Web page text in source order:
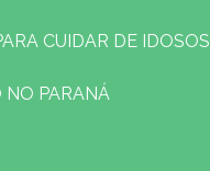
CUIDAR DE IDOSOS
NO PARANÁ